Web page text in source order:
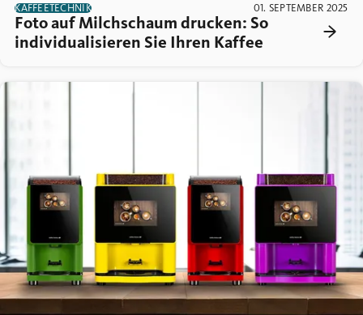
KAFFEETECHNIK 01. SEPTEMBER 2025
Foto auf Milchschaum drucken: So
individualisieren Sie Ihren Kaffee